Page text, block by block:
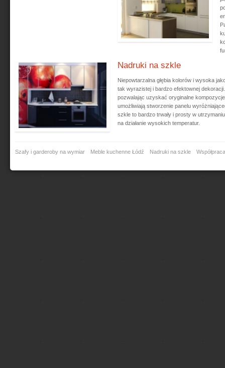
Nadruki na szkle
Niepowtarzalna głębia kolorów i wysoka
tak wyrazistej i bardzo efektownej
pozwalając uzyskać oryginalne
umożliwiają stworzenie panelu
szkle to bardzo trwały i prosty w
na działanie wysokich temperatur.
Szafy i garderoby na wymiar Meble kuchenne Łódź Nadruki na szkle Współpraca